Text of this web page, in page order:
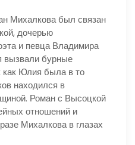
Михалкова был связан
дочерью
и певца Владимира
вызвали бурные
как Юлия была в то
находился в
Роман с Высоцкой
отношений и
Михалкова в глазах